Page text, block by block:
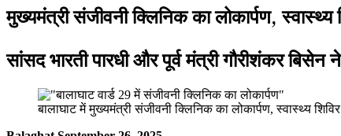
मुख्यमंत्री संजीवनी क्लिनिक का लोकार्पण, स्वास्थ्य
सांसद भारती पारधी और पूर्व मंत्री गौरीशंकर
बालाघाट में मुख्यमंत्री संजीवनी क्लिनिक का लोकार्पण, स्वास्थ्य